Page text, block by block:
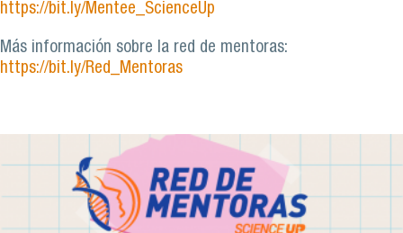
https://bit.ly/Mentee_ScienceUp
Más información sobre la red de mentoras:
https://bit.ly/Red_Mentoras